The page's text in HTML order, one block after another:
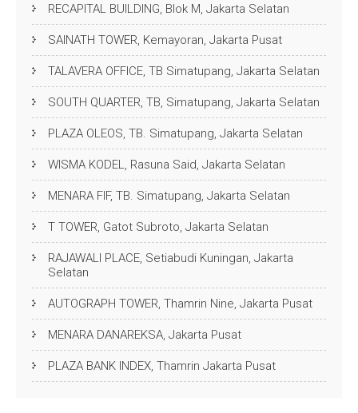
RECAPITAL BUILDING, Blok M, Jakarta Selatan
SAINATH TOWER, Kemayoran, Jakarta Pusat
TALAVERA OFFICE, TB Simatupang, Jakarta Selatan
SOUTH QUARTER, TB, Simatupang, Jakarta Selatan
PLAZA OLEOS, TB. Simatupang, Jakarta Selatan
WISMA KODEL, Rasuna Said, Jakarta Selatan
MENARA FIF, TB. Simatupang, Jakarta Selatan
T TOWER, Gatot Subroto, Jakarta Selatan
RAJAWALI PLACE, Setiabudi Kuningan, Jakarta
Selatan
AUTOGRAPH TOWER, Thamrin Nine, Jakarta Pusat
MENARA DANAREKSA, Jakarta Pusat
PLAZA BANK INDEX, Thamrin Jakarta Pusat